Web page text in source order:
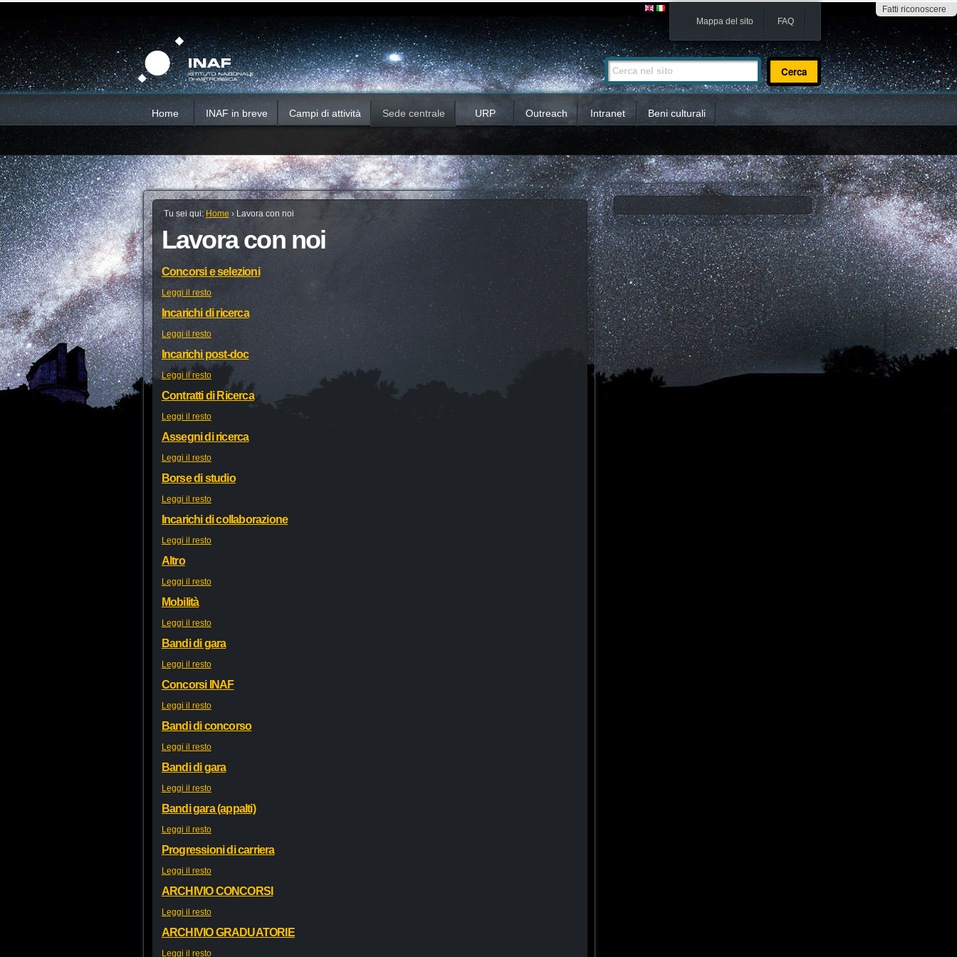
Fatti riconoscere
contenuti.
Salta
alla
navigazione
Mappa del sito FAQ
Cerca nel sito
Ricerca
avanzata…
Home INAF in breve Campi di attività Sede centrale URP Outreach Intranet Beni culturali
Tu sei qui: Home › Lavora con noi
Lavora con noi
Concorsi e selezioni
Leggi il resto
Incarichi di ricerca
Leggi il resto
Incarichi post-doc
Leggi il resto
Contratti di Ricerca
Leggi il resto
Assegni di ricerca
Leggi il resto
Borse di studio
Leggi il resto
Incarichi di collaborazione
Leggi il resto
Altro
Leggi il resto
Mobilità
Leggi il resto
Bandi di gara
Leggi il resto
Concorsi INAF
Leggi il resto
Bandi di concorso
Leggi il resto
Bandi di gara
Leggi il resto
Bandi gara (appalti)
Leggi il resto
Progressioni di carriera
Leggi il resto
ARCHIVIO CONCORSI
Leggi il resto
ARCHIVIO GRADUATORIE
Leggi il resto